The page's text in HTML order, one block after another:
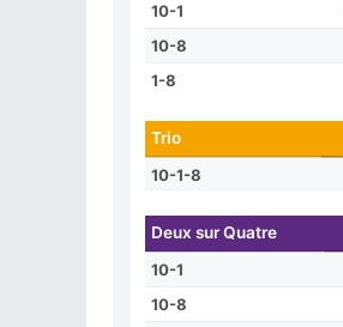
10-1
10-8
1-8
Trio
10-1-8
Deux sur Quatre
10-1
10-8